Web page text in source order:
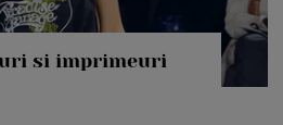
si imprimeuri